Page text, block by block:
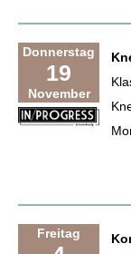
Donnerstag
19
November
Freitag